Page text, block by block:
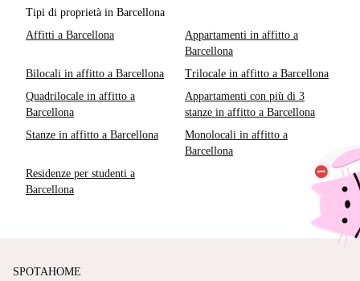
Tipi di proprietà in Barcellona
Affitti a Barcellona
Appartamenti in affitto a
Barcellona
Bilocali in affitto a Barcellona
Trilocale in affitto a Barcellona
Quadrilocale in affitto a
Barcellona
Appartamenti con più di 3
stanze in affitto a Barcellona
Stanze in affitto a Barcellona
Monolocali in affitto a
Barcellona
Residenze per studenti a
Barcellona
SPOTAHOME